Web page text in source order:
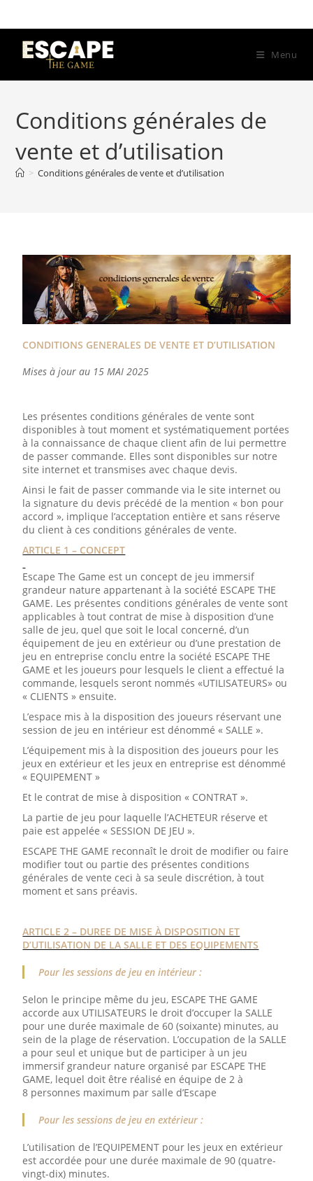
Menu
Conditions générales de
vente et d’utilisation
> Conditions générales de vente et d’utilisation
CONDITIONS GENERALES DE VENTE ET D’UTILISATION
Mises à jour au 15 MAI 2025
Les présentes conditions générales de vente sont
disponibles à tout moment et systématiquement portées
à la connaissance de chaque client afin de lui permettre
de passer commande. Elles sont disponibles sur notre
site internet et transmises avec chaque devis.
Ainsi le fait de passer commande via le site internet ou
la signature du devis précédé de la mention « bon pour
accord », implique l’acceptation entière et sans réserve
du client à ces conditions générales de vente.
ARTICLE 1 – CONCEPT
Escape The Game est un concept de jeu immersif
grandeur nature appartenant à la société ESCAPE THE
GAME. Les présentes conditions générales de vente sont
applicables à tout contrat de mise à disposition d’une
salle de jeu, quel que soit le local concerné, d’un
équipement de jeu en extérieur ou d’une prestation de
jeu en entreprise conclu entre la société ESCAPE THE
GAME et les joueurs pour lesquels le client a effectué la
commande, lesquels seront nommés «UTILISATEURS» ou
« CLIENTS » ensuite.
L’espace mis à la disposition des joueurs réservant une
session de jeu en intérieur est dénommé « SALLE ».
L’équipement mis à la disposition des joueurs pour les
jeux en extérieur et les jeux en entreprise est dénommé
« EQUIPEMENT »
Et le contrat de mise à disposition « CONTRAT ».
La partie de jeu pour laquelle l’ACHETEUR réserve et
paie est appelée « SESSION DE JEU ».
ESCAPE THE GAME reconnaît le droit de modifier ou faire
modifier tout ou partie des présentes conditions
générales de vente ceci à sa seule discrétion, à tout
moment et sans préavis.
ARTICLE 2 – DUREE DE MISE À DISPOSITION ET
D’UTILISATION DE LA SALLE ET DES EQUIPEMENTS
Pour les sessions de jeu en intérieur :
Selon le principe même du jeu, ESCAPE THE GAME
accorde aux UTILISATEURS le droit d’occuper la SALLE
pour une durée maximale de 60 (soixante) minutes, au
sein de la plage de réservation. L’occupation de la SALLE
a pour seul et unique but de participer à un jeu
immersif grandeur nature organisé par ESCAPE THE
GAME, lequel doit être réalisé en équipe de 2 à
8 personnes maximum par salle d’Escape
Pour les sessions de jeu en extérieur :
L’utilisation de l’EQUIPEMENT pour les jeux en extérieur
est accordée pour une durée maximale de 90 (quatre-
vingt-dix) minutes.